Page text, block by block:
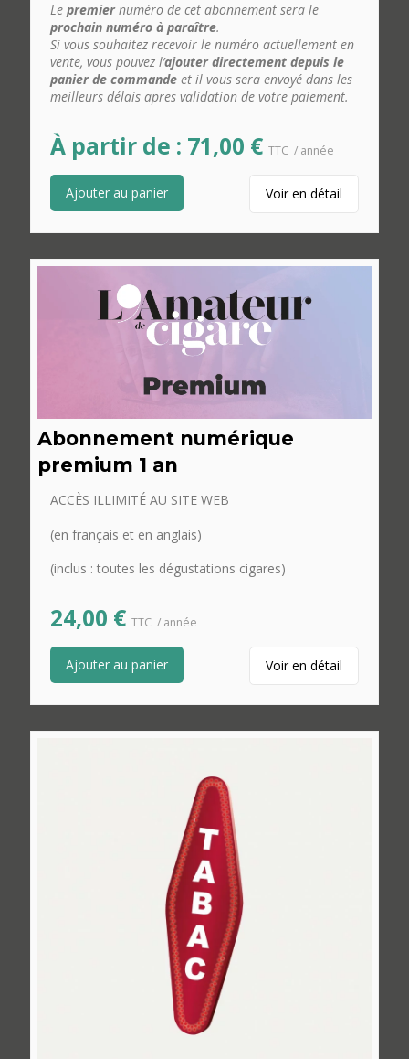
Lepremiernuméro de cet abonnement sera le
prochain numéro à paraître.
Si vous souhaitez recevoir le numéro actuellement en
vente, vous pouvez l’ajouter directement depuis le
panier de commande et il vous sera envoyé dans les
meilleurs délais apres validation de votre paiement.
À partir de : 71,00 € TTC / année
Ajouter au panier Voir en détail
Abonnement numérique
premium 1 an
ACCÈS ILLIMITÉ AU SITE WEB
(en français et en anglais)
(inclus : toutes les dégustations cigares)
24,00 € TTC / année
Ajouter au panier Voir en détail